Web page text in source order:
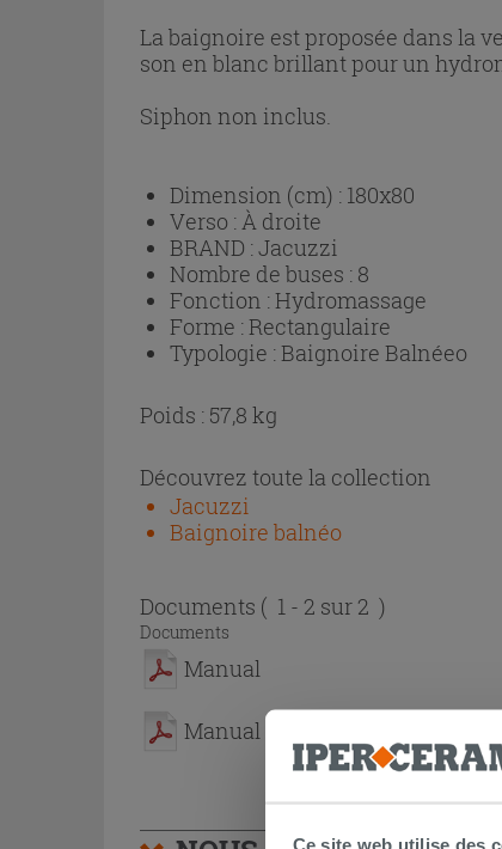
Ce site web utilise des
La baignoire est proposée dans la
son en blanc brillant pour un
Siphon non inclus.
Dimension (cm) : 180x80
Verso : À droite
BRAND :Jacuzzi
Nombre de buses : 8
Fonction :Hydromassage
Forme :Rectangulaire
Typologie :Baignoire Balnéeo
Poids : 57,8 kg
Découvrez toute la collection
Jacuzzi
Baignoire balnéo
Documents ( 1 - 2 sur 2 )
Documents
Manual
Manual